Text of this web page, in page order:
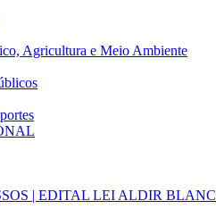
Agricultura e Meio Ambiente
| EDITAL LEI ALDIR BLANC